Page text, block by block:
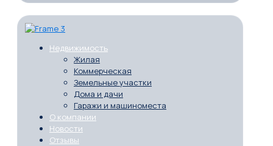
Недвижимость
Жилая
Коммерческая
Земельные участки
Дома и дачи
Гаражи и машиноместа
О компании
Новости
Отзывы